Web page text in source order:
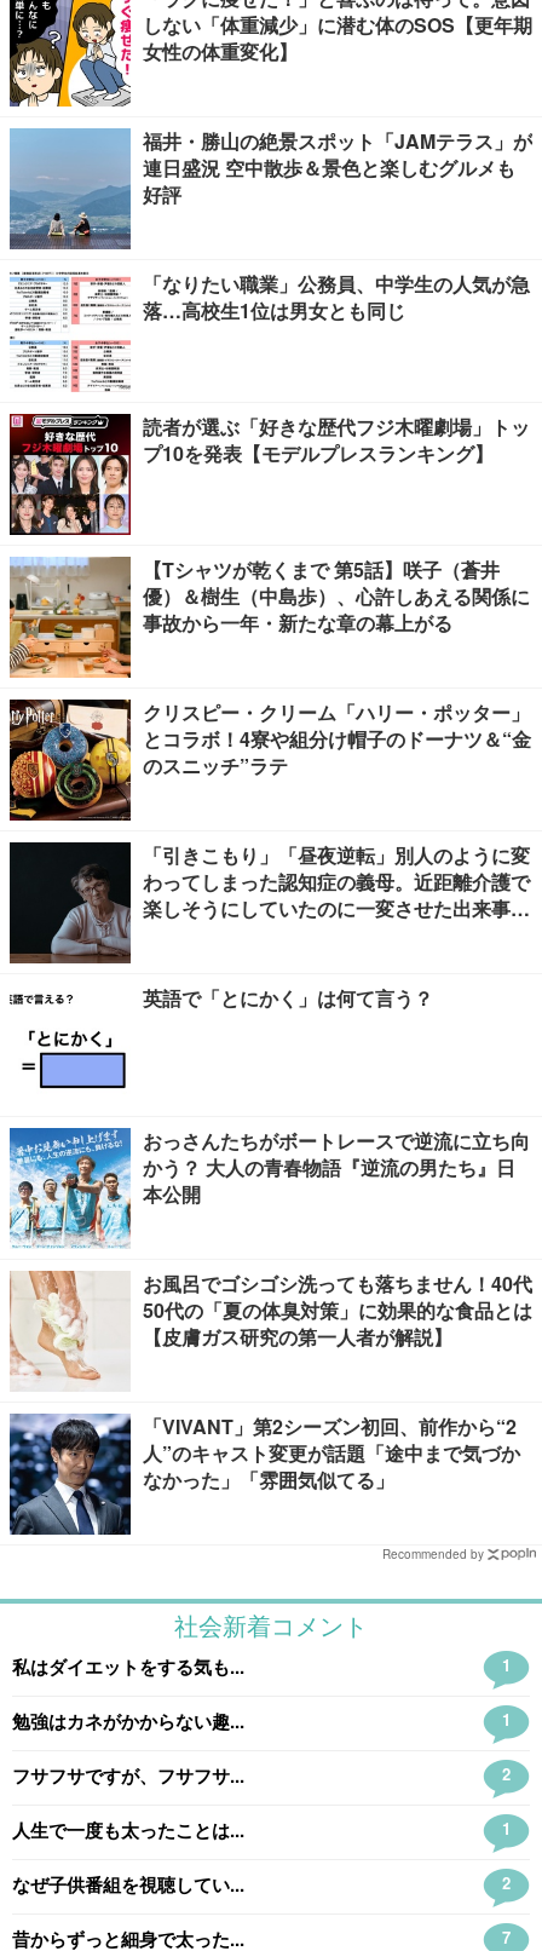
しない「体重減少」に潜む体のSOS【更年期
女性の体重変化】
福井・勝山の絶景スポット「JAMテラス」が
連日盛況 空中散歩＆景色と楽しむグルメも
好評
「なりたい職業」公務員、中学生の人気が急
落…高校生1位は男女とも同じ
読者が選ぶ「好きな歴代フジ木曜劇場」トッ
プ10を発表【モデルプレスランキング】
【Tシャツが乾くまで 第5話】咲子（蒼井
優）＆樹生（中島歩）、心許しあえる関係に
事故から一年・新たな章の幕上がる
クリスピー・クリーム「ハリー・ポッター」
とコラボ！4寮や組分け帽子のドーナツ＆“金
のスニッチ”ラテ
「引きこもり」「昼夜逆転」別人のように変
わってしまった認知症の義母。近距離介護で
楽しそうにしていたのに一変させた出来事と
英語で「とにかく」は何て言う？
おっさんたちがボートレースで逆流に立ち向
かう？ 大人の青春物語『逆流の男たち』日
本公開
お風呂でゴシゴシ洗っても落ちません！40代
50代の「夏の体臭対策」に効果的な食品とは
【皮膚ガス研究の第一人者が解説】
「VIVANT」第2シーズン初回、前作から“2
人”のキャスト変更が話題「途中まで気づか
なかった」「雰囲気似てる」
Recommended by